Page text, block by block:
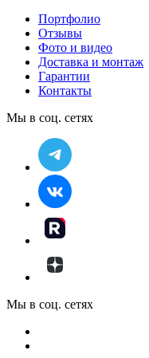
Портфолио
Отзывы
Фото и видео
Доставка и монтаж
Гарантии
Контакты
Мы в соц. сетях
Мы в соц. сетях